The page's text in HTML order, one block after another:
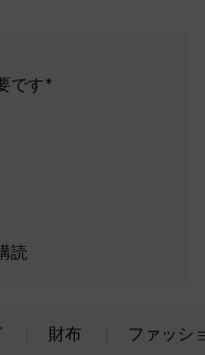
です*
読
財布 ファッシ